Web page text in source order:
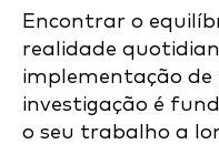
Encontrar o
realidade
implementação de
investigação é
o seu trabalho a